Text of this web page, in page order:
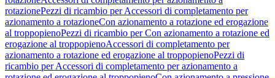
rotazionePezzi di ricambio per Accessori di completamento per
azionamento a rotazioneCon azionamento a rotazione ed erogazione
al troppopienoPezzi di ricambio per Con azionamento a rotazione ed
erogazione al troppopienoAccessori di completamento per
azionamento a rotazione ed erogazione al troppopienoPezzi di
ricambio per Accessori di completamento per azionamento a